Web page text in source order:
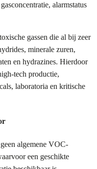
alarmstatus
gassen die al bij zeer
minerale zuren,
en hydrazines. Hierdoor
tech productie,
laboratoria en kritische
algemene VOC-
een geschikte